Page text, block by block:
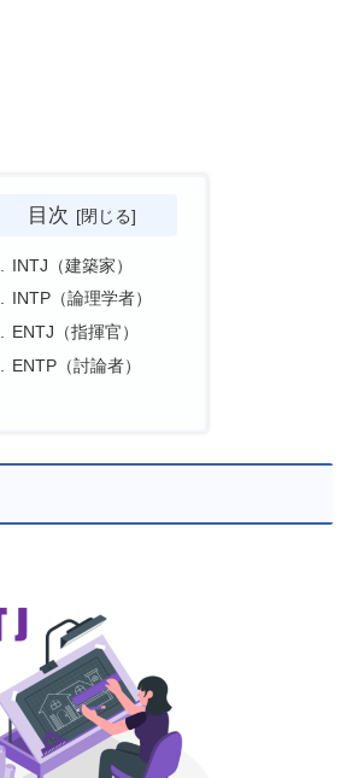
目次
INTJ（建築家）
INTP（論理学者）
ENTJ（指揮官）
ENTP（討論者）